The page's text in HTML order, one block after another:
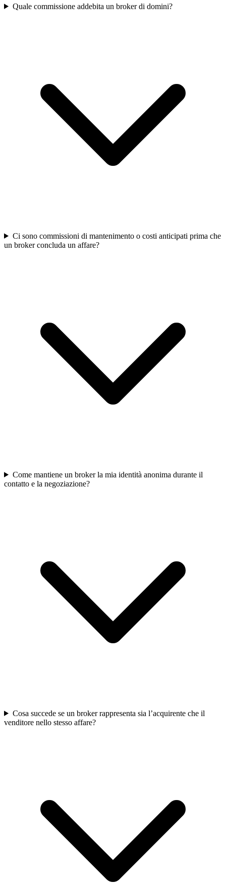
Quale commissione addebita un broker di domini?
Ci sono commissioni di mantenimento o costi anticipati prima che
un broker concluda un affare?
Come mantiene un broker la mia identità anonima durante il
contatto e la negoziazione?
Cosa succede se un broker rappresenta sia l’acquirente che il
venditore nello stesso affare?